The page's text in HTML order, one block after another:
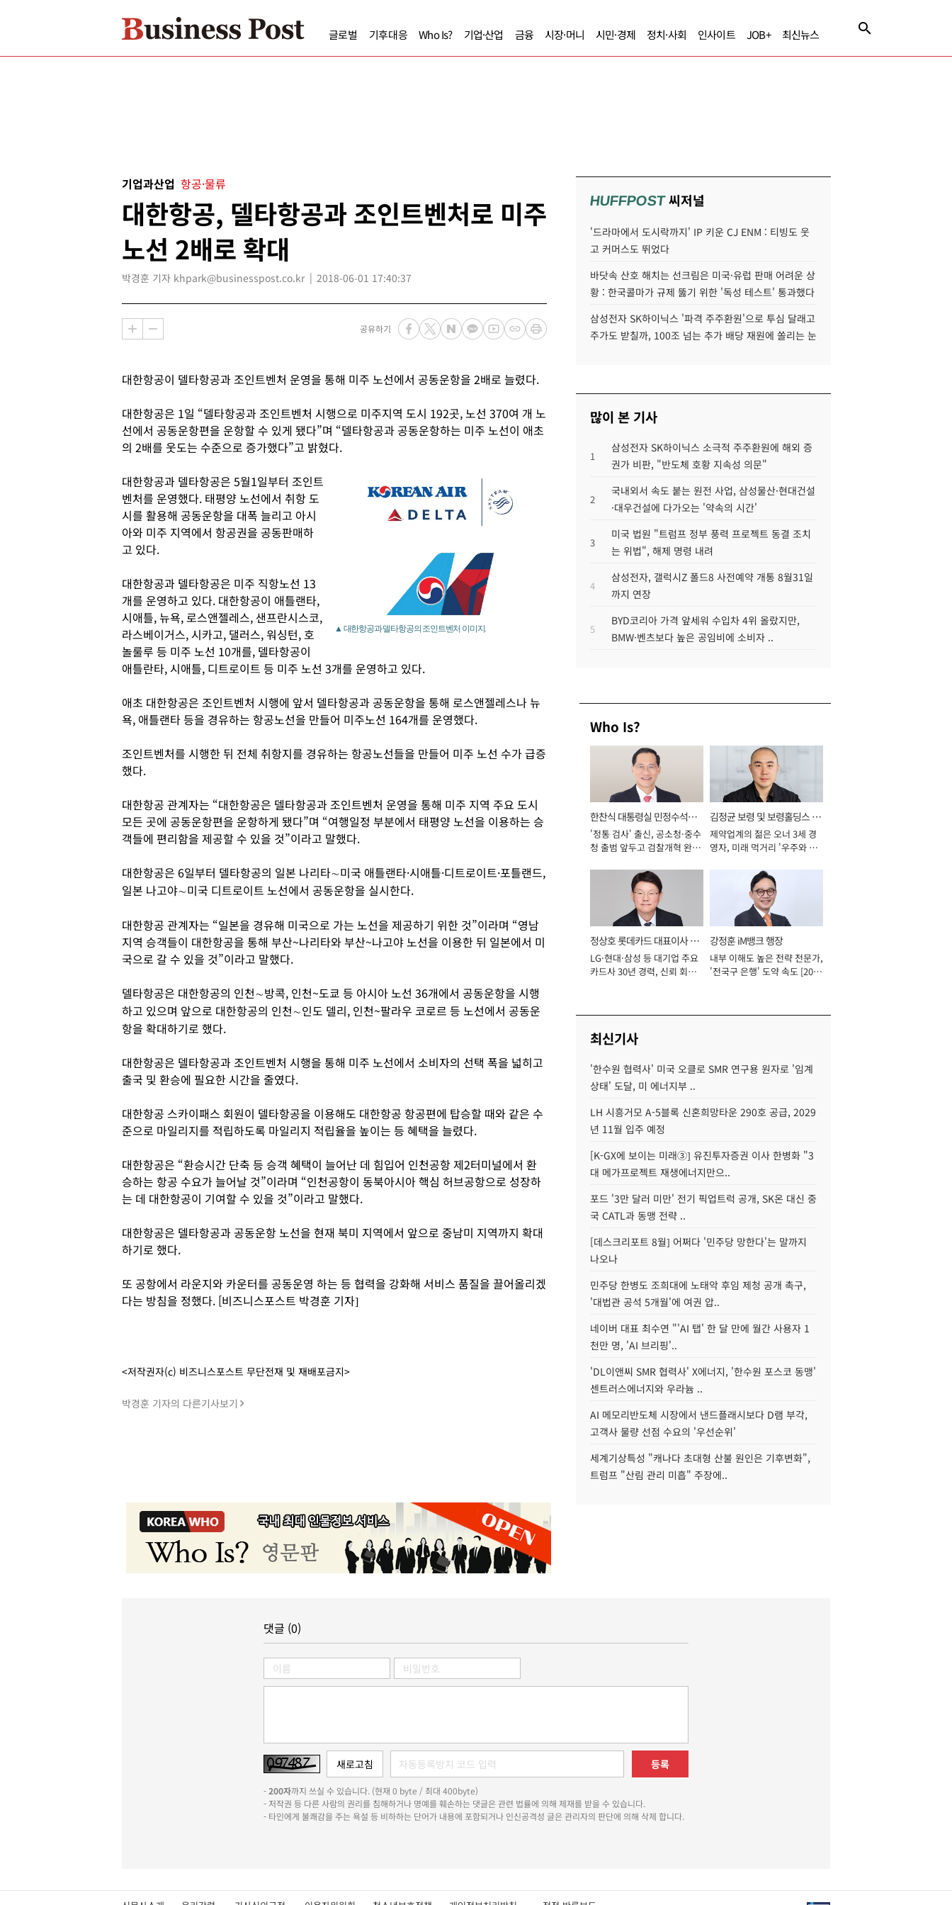
글로벌 기후대응 Who Is? 기업·산업 금융 시장·머니 시민·경제 정치·사회 인사이트 JOB+ 최신뉴스
기업과산업 항공·물류
대한항공, 델타항공과 조인트벤처로 미주
노선 2배로 확대
박경훈 기자 khpark@businesspost.co.kr 2018-06-01 17:40:37
공유하기
대한항공이 델타항공과 조인트벤처 운영을 통해 미주 노선에서 공동운항을 2배로 늘렸다.
대한항공은 1일 “델타항공과 조인트벤처 시행으로 미주지역 도시 192곳, 노선 370여 개 노
선에서 공동운항편을 운항할 수 있게 됐다”며 “델타항공과 공동운항하는 미주 노선이 애초
의 2배를 웃도는 수준으로 증가했다”고 밝혔다.
▲ 대한항공과 델타항공의 조인트벤처 이미지.
대한항공과 델타항공은 5월1일부터 조인트
벤처를 운영했다. 태평양 노선에서 취항 도
시를 활용해 공동운항을 대폭 늘리고 아시
아와 미주 지역에서 항공권을 공동판매하
고 있다.
대한항공과 델타항공은 미주 직항노선 13
개를 운영하고 있다. 대한항공이 애틀랜타,
시애틀, 뉴욕, 로스앤젤레스, 샌프란시스코,
라스베이거스, 시카고, 댈러스, 워싱턴, 호
놀룰루 등 미주 노선 10개를, 델타항공이
애틀란타, 시애틀, 디트로이트 등 미주 노선 3개를 운영하고 있다.
애초 대한항공은 조인트벤처 시행에 앞서 델타항공과 공동운항을 통해 로스앤젤레스나 뉴
욕, 애틀랜타 등을 경유하는 항공노선을 만들어 미주노선 164개를 운영했다.
조인트벤처를 시행한 뒤 전체 취항지를 경유하는 항공노선들을 만들어 미주 노선 수가 급증
했다.
대한항공 관계자는 “대한항공은 델타항공과 조인트벤처 운영을 통해 미주 지역 주요 도시
모든 곳에 공동운항편을 운항하게 됐다”며 “여행일정 부분에서 태평양 노선을 이용하는 승
객들에 편리함을 제공할 수 있을 것”이라고 말했다.
대한항공은 6일부터 델타항공의 일본 나리타∼미국 애틀랜타·시애틀·디트로이트·포틀랜드,
일본 나고야∼미국 디트로이트 노선에서 공동운항을 실시한다.
대한항공 관계자는 “일본을 경유해 미국으로 가는 노선을 제공하기 위한 것”이라며 “영남
지역 승객들이 대한항공을 통해 부산~나리타와 부산~나고야 노선을 이용한 뒤 일본에서 미
국으로 갈 수 있을 것”이라고 말했다.
델타항공은 대한항공의 인천∼방콕, 인천~도쿄 등 아시아 노선 36개에서 공동운항을 시행
하고 있으며 앞으로 대한항공의 인천∼인도 델리, 인천~팔라우 코로르 등 노선에서 공동운
항을 확대하기로 했다.
대한항공은 델타항공과 조인트벤처 시행을 통해 미주 노선에서 소비자의 선택 폭을 넓히고
출국 및 환승에 필요한 시간을 줄였다.
대한항공 스카이패스 회원이 델타항공을 이용해도 대한항공 항공편에 탑승할 때와 같은 수
준으로 마일리지를 적립하도록 마일리지 적립율을 높이는 등 혜택을 늘렸다.
대한항공은 “환승시간 단축 등 승객 혜택이 늘어난 데 힘입어 인천공항 제2터미널에서 환
승하는 항공 수요가 늘어날 것”이라며 “인천공항이 동북아시아 핵심 허브공항으로 성장하
는 데 대한항공이 기여할 수 있을 것”이라고 말했다.
대한항공은 델타항공과 공동운항 노선을 현재 북미 지역에서 앞으로 중남미 지역까지 확대
하기로 했다.
또 공항에서 라운지와 카운터를 공동운영 하는 등 협력을 강화해 서비스 품질을 끌어올리겠
다는 방침을 정했다. [비즈니스포스트 박경훈 기자]
<저작권자(c) 비즈니스포스트 무단전재 및 재배포금지>
박경훈 기자의 다른기사보기
HUFFPOST씨저널
'드라마에서 도시락까지' IP 키운 CJ ENM : 티빙도 웃
고 커머스도 뛰었다
바닷속 산호 해치는 선크림은 미국·유럽 판매 어려운 상
황 : 한국콜마가 규제 뚫기 위한 '독성 테스트' 통과했다
삼성전자 SK하이닉스 '파격 주주환원'으로 투심 달래고
주가도 받칠까, 100조 넘는 추가 배당 재원에 쏠리는 눈
많이 본 기사
1
삼성전자 SK하이닉스 소극적 주주환원에 해외 증
권가 비판, "반도체 호황 지속성 의문"
2
국내외서 속도 붙는 원전 사업, 삼성물산·현대건설
·대우건설에 다가오는 '약속의 시간'
3
미국 법원 "트럼프 정부 풍력 프로젝트 동결 조치
는 위법", 해제 명령 내려
4
삼성전자, 갤럭시Z 폴드8 사전예약 개통 8월31일
까지 연장
5
BYD코리아 가격 앞세워 수입차 4위 올랐지만,
BMW·벤츠보다 높은 공임비에 소비자 ..
Who Is?
한찬식 대통령실 민정수석비
서관
'정통 검사' 출신, 공소청·중수
청 출범 앞두고 검찰개혁 완수
김정균 보령 및 보령홀딩스 대
표이사 사장
제약업계의 젊은 오너 3세 경
영자, 미래 먹거리 '우주와 헬
정상호 롯데카드 대표이사 사
장
LG·현대·삼성 등 대기업 주요
카드사 30년 경력, 신뢰 회복
강정훈 iM뱅크 행장
내부 이해도 높은 전략 전문가,
'전국구 은행' 도약 속도 [2026
최신기사
'한수원 협력사' 미국 오클로 SMR 연구용 원자로 '임계
상태' 도달, 미 에너지부 ..
LH 시흥거모 A-5블록 신혼희망타운 290호 공급, 2029
년 11월 입주 예정
[K-GX에 보이는 미래③] 유진투자증권 이사 한병화 "3
대 메가프로젝트 재생에너지만으..
포드 '3만 달러 미만' 전기 픽업트럭 공개, SK온 대신 중
국 CATL과 동맹 전략 ..
[데스크리포트 8월] 어쩌다 '민주당 망한다'는 말까지
나오나
민주당 한병도 조희대에 노태악 후임 제청 공개 촉구,
'대법관 공석 5개월'에 여권 압..
네이버 대표 최수연 "'AI 탭' 한 달 만에 월간 사용자 1
천만 명, 'AI 브리핑'..
'DL이앤씨 SMR 협력사' X에너지, '한수원 포스코 동맹'
센트러스에너지와 우라늄 ..
AI 메모리반도체 시장에서 낸드플래시보다 D램 부각,
고객사 물량 선점 수요의 '우선순위'
세계기상특성 "캐나다 초대형 산불 원인은 기후변화",
트럼프 "산림 관리 미흡" 주장에..
댓글 (0)
등록
-200자까지 쓰실 수 있습니다. (현재 0 byte / 최대 400byte)
- 저작권 등 다른 사람의 권리를 침해하거나 명예를 훼손하는 댓글은 관련 법률에 의해 제재를 받을 수 있습니다.
- 타인에게 불쾌감을 주는 욕설 등 비하하는 단어가 내용에 포함되거나 인신공격성 글은 관리자의 판단에 의해 삭제 합니다.